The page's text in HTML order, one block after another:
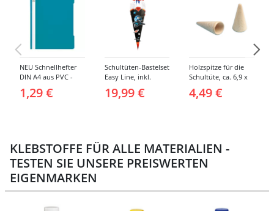
NEU Schnellhefter
DIN A4 aus PVC -
Verschiedene
Farben
1,29 €
Schultüten-Bastelset
Easy Line, inkl.
Zubehör &
Anleitung, 68 cm,
19,99 €
Holzspitze für die
Schultüte, ca. 6,9 x
3,8 cm, 2er Pack
4,49 €
KLEBSTOFFE FÜR ALLE MATERIALIEN -
TESTEN SIE UNSERE PREISWERTEN
EIGENMARKEN